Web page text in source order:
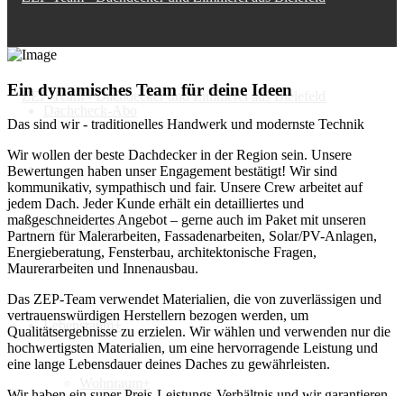
Dachsanierung
Lebensraum+
Ein dynamisches Team für deine Ideen
Das sind wir - traditionelles Handwerk und modernste Technik
Wir wollen der beste Dachdecker in der Region sein. Unsere
Bewertungen haben unser Engagement bestätigt! Wir sind
kommunikativ, sympathisch und fair. Unsere Crew arbeitet auf
jedem Dach. Jeder Kunde erhält ein detailliertes und
maßgeschneidertes Angebot – gerne auch im Paket mit unseren
Partnern für Malerarbeiten, Fassadenarbeiten, Solar/PV-Anlagen,
Energieberatung, Fensterbau, architektonische Fragen,
Maurerarbeiten und Innenausbau.
Das ZEP-Team verwendet Materialien, die von zuverlässigen und
vertrauenswürdigen Herstellern bezogen werden, um
Qualitätsergebnisse zu erzielen. Wir wählen und verwenden nur die
hochwertigsten Materialien, um eine hervorragende Leistung und
eine lange Lebensdauer deines Daches zu gewährleisten.